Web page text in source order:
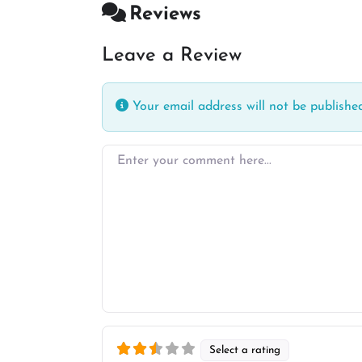
Reviews
Leave a Review
Your email address will not be
Enter your comment here…
Select a rating